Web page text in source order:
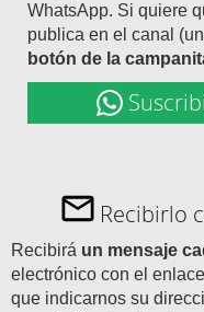
WhatsApp. Si quiere
publica en el canal
botón de la
Recibirlo
Recibirá un mensaje
electrónico con el
que indicarnos su